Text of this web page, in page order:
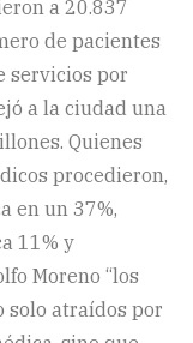
a 20.837
de pacientes
servicios por
a la ciudad una
Quienes
procedieron,
en un 37%,
11% y
Moreno “los
solo atraídos por